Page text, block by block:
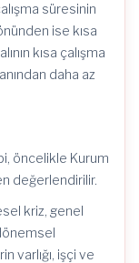
süresinin
ise kısa
kısa çalışma
daha az
öncelikle Kurum
değerlendirilir.
kriz, genel
varlığı, işçi ve